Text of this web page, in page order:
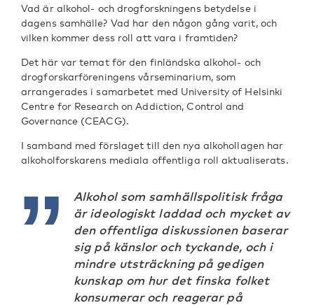
Vad är alkohol- och drogforskningens betydelse i
dagens samhälle? Vad har den någon gång varit, och
vilken kommer dess roll att vara i framtiden?
Det här var temat för den finländska alkohol- och
drogforskarföreningens vårseminarium, som
arrangerades i samarbetet med University of Helsinki
Centre for Research on Addiction, Control and
Governance (CEACG).
I samband med förslaget till den nya alkohollagen har
alkoholforskarens mediala offentliga roll aktualiserats.
Alkohol som samhällspolitisk fråga
är ideologiskt laddad och mycket av
den offentliga diskussionen baserar
sig på känslor och tyckande, och i
mindre utsträckning på gedigen
kunskap om hur det finska folket
konsumerar och reagerar på